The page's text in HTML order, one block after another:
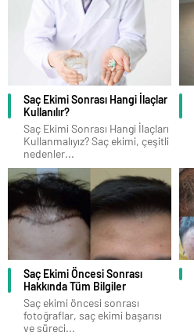
Saç Ekimi Sonrası Hangi İlaçlar
Kullanılır?
Saç Ekimi Sonrası Hangi İlaçları
Kullanmalıyız? Saç ekimi, çeşitli
nedenler...
Saç Ekimi Öncesi Sonrası
Hakkında Tüm Bilgiler
Saç ekimi öncesi sonrası
fotoğraflar, saç ekimi başarısı
ve süreci...